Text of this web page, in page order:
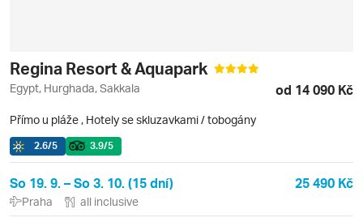
Regina Resort & Aquapark
Egypt, Hurghada, Sakkala od 14 090 Kč
Přímo u pláže , Hotely se skluzavkami / tobogány
2.6/5 3.9/5
So 19. 9. – So 3. 10. (15 dní) 25 490 Kč
Praha all inclusive